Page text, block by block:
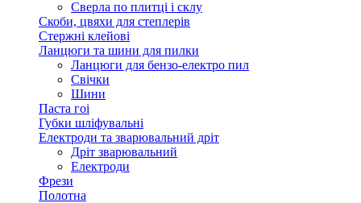
Сверла по плитці і склу
Скоби, цвяхи для степлерів
Стержні клейові
Ланцюги та шини для пилки
Ланцюги для бензо-електро пил
Свічки
Шини
Паста гоі
Губки шліфувальні
Електроди та зварювальний дріт
Дріт зварювальний
Електроди
Фрези
Полотна